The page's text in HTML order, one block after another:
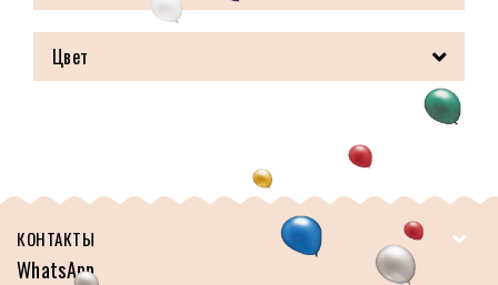
Цвет
КОНТАКТЫ
WhatsApp